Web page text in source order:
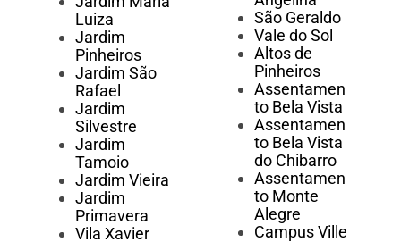
Luiza
Jardim
Pinheiros
Jardim São
Rafael
Jardim
Silvestre
Jardim
Tamoio
Jardim Vieira
Jardim
Primavera
Vila Xavier
São Geraldo
Vale do Sol
Altos de
Pinheiros
Assentamen
to Bela Vista
Assentamen
to Bela Vista
do Chibarro
Assentamen
to Monte
Alegre
Campus Ville